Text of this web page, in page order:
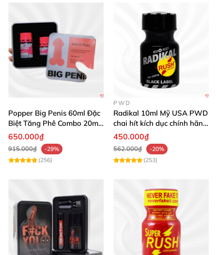
Popper Big Penis 60ml Đặc
Biệt Tăng Phê Combo 20ml
40ml
650.000₫
915.000₫
-29%
(256)
PWD
Radikal 10ml Mỹ USA PWD
chai hít kích dục chính hãng
siêu mạnh
450.000₫
562.000₫
-20%
(253)